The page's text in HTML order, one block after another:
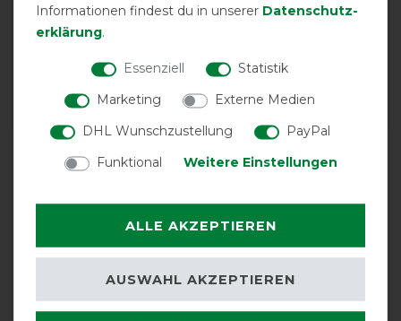
EXCELLENT
Classic 0g PONY - blue -
Abschwitzdecke
Product Rating
4.9/5
Informationen findest du in unserer Daten­schutz­
erklärung.
Essenziell
Statistik
Marketing
Externe Medien
DHL Wunschzustellung
PayPal
Funktional
Weitere Einstellungen
ALLE AKZEPTIEREN
AUSWAHL AKZEPTIEREN